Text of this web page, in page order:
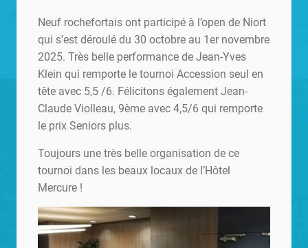
Neuf rochefortais ont participé à l’open de Niort
qui s’est déroulé du 30 octobre au 1er novembre
2025. Très belle performance de Jean-Yves
Klein qui remporte le tournoi Accession seul en
tête avec 5,5 /6. Félicitons également Jean-
Claude Violleau, 9ème avec 4,5/6 qui remporte
le prix Seniors plus.
Toujours une très belle organisation de ce
tournoi dans les beaux locaux de l’Hôtel
Mercure !